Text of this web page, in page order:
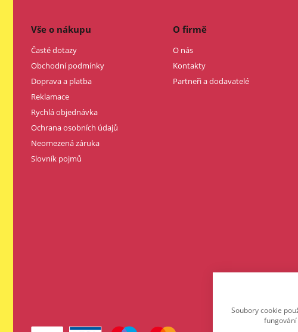
Vše o nákupu
Časté dotazy
Obchodní podmínky
Doprava a platba
Reklamace
Rychlá objednávka
Ochrana osobních údajů
Neomezená záruka
Slovník pojmů
O firmě
O nás
Kontakty
Partneři a dodavatelé
Soubory cookie